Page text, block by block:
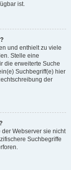
ist.
und enthielt zu viele
Stelle eine
die erweiterte Suche
Suchbegriff(e) hier
der
Webserver sie nicht
Suchbegriffe